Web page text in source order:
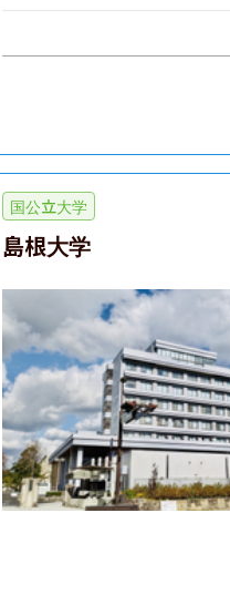
国公立大学
島根大学